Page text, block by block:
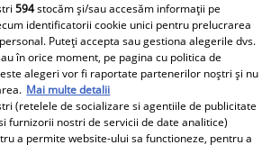
Cât costă un litru de benzină și
motorină, marți, 21 iulie 2026, în
București, Iași, Cluj-Napoca,
Timișoara și Constanța
594stocăm și/sau accesăm informații pe
identificatorii cookie unici pentru prelucrarea
Puteți accepta sau gestiona alegerile dvs.
în orice moment, pe pagina cu politica de
alegeri vor fi raportate partenerilor noștri și nu
Mai multe detalii
(retelele de socializare si agentiile de publicitate
furnizorii nostri de servicii de date analitice)
a permite website-ului sa functioneze, pentru a